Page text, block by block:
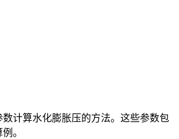
计算水化膨胀压的方法。这些参数包
。